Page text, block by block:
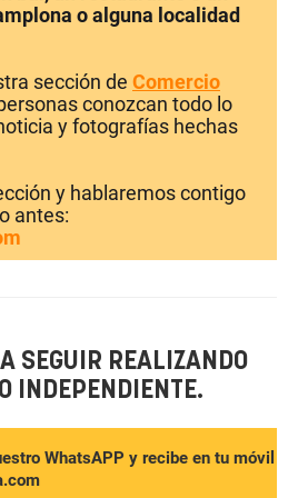
o alguna localidad
sección de Comercio
conozcan todo lo
y fotografías hechas
y hablaremos contigo
antes:
SEGUIR REALIZANDO
INDEPENDIENTE.
WhatsAPP y recibe en tu móvil